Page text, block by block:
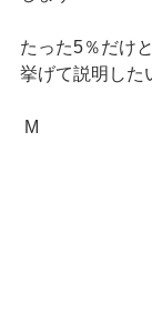
たった5％だけ
挙げて説明した
M